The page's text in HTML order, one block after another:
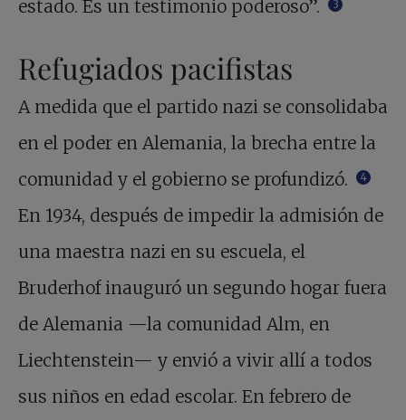
estado. Es un testimonio poderoso”.
3
Refugiados pacifistas
A medida que el partido nazi se consolidaba
en el poder en Alemania, la brecha entre la
comunidad y el gobierno se profundizó.
4
En 1934, después de impedir la admisión de
una maestra nazi en su escuela, el
Bruderhof inauguró un segundo hogar fuera
de Alemania —la comunidad Alm, en
Liechtenstein— y envió a vivir allí a todos
sus niños en edad escolar. En febrero de